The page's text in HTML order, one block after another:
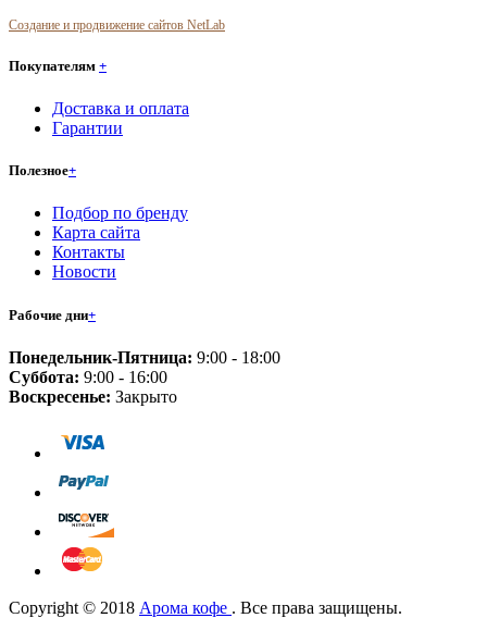
Создание и продвижение сайтов NetLab
Покупателям +
Доставка и оплата
Гарантии
Полезное+
Подбор по бренду
Карта сайта
Контакты
Новости
Рабочие дни+
Понедельник-Пятница: 9:00 - 18:00
Суббота: 9:00 - 16:00
Воскресенье: Закрыто
Copyright © 2018 Арома кофе . Все права защищены.